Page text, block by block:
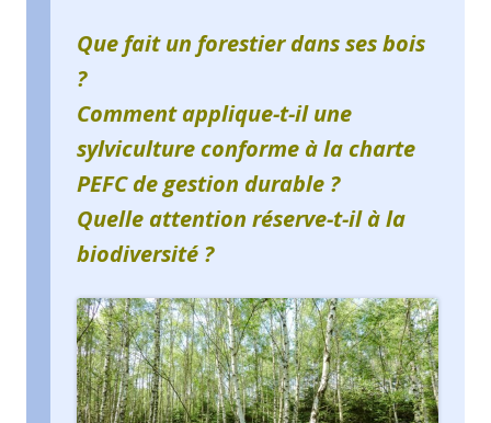
Que fait un forestier dans ses bois
?
Comment applique-t-il une
sylviculture conforme à la charte
PEFC de gestion durable ?
Quelle attention réserve-t-il à la
biodiversité ?